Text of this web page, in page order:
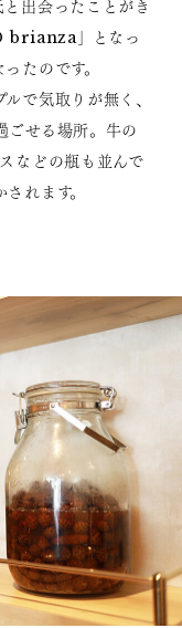
出会ったことがき
brianza」となっ
たのです。
で気取りが無く、
ごせる場所。牛の
などの瓶も並んで
れます。